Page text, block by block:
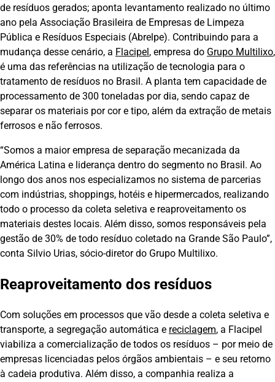
de resíduos gerados; aponta levantamento realizado no último
ano pela Associação Brasileira de Empresas de Limpeza
Pública e Resíduos Especiais (Abrelpe). Contribuindo para a
mudança desse cenário, a Flacipel , empresa do Grupo Multilixo,
é uma das referências na utilização de tecnologia para o
tratamento de resíduos no Brasil. A planta tem capacidade de
processamento de 300 toneladas por dia, sendo capaz de
separar os materiais por cor e tipo, além da extração de metais
ferrosos e não ferrosos.
“Somos a maior empresa de separação mecanizada da
América Latina e liderança dentro do segmento no Brasil. Ao
longo dos anos nos especializamos no sistema de parcerias
com indústrias, shoppings, hotéis e hipermercados, realizando
todo o processo da coleta seletiva e reaproveitamento os
materiais destes locais. Além disso, somos responsáveis pela
gestão de 30% de todo resíduo coletado na Grande São Paulo”,
conta Silvio Urias, sócio-diretor do Grupo Multilixo.
Reaproveitamento dos resíduos
Com soluções em processos que vão desde a coleta seletiva e
transporte, a segregação automática e reciclagem, a Flacipel
viabiliza a comercialização de todos os resíduos – por meio de
empresas licenciadas pelos órgãos ambientais – e seu retorno
à cadeia produtiva. Além disso, a companhia realiza a